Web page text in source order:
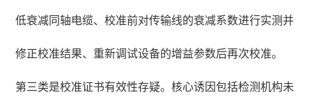
低衰减同轴电缆、校准前对传输线的衰减系数进行实测并
修正校准结果、重新调试设备的增益参数后再次校准。
第三类是校准证书有效性存疑。核心诱因包括检测机构未